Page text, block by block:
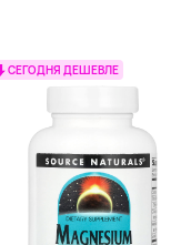
СЕГОДНЯ ДЕШЕВЛЕ